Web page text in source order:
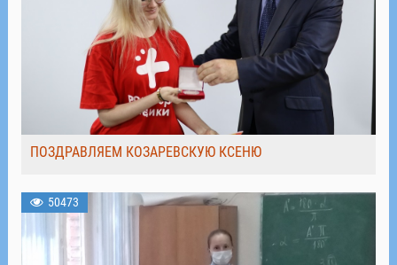
ПОЗДРАВЛЯЕМ КОЗАРЕВСКУЮ КСЕНЮ
50473